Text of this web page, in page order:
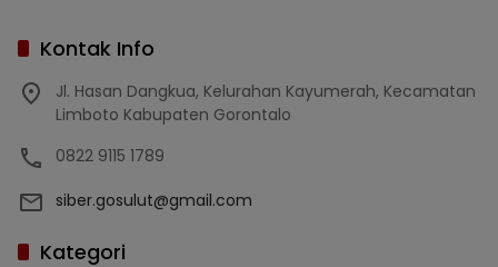
Kontak Info
Jl. Hasan Dangkua, Kelurahan Kayumerah, Kecamatan
Limboto Kabupaten Gorontalo
0822 9115 1789
siber.gosulut@gmail.com
Kategori